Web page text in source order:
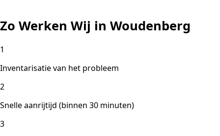
Zo Werken Wij in Woudenberg
1
Inventarisatie van het probleem
2
Snelle aanrijtijd (binnen 30 minuten)
3